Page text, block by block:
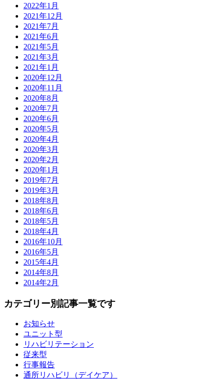
2022年1月
2021年12月
2021年7月
2021年6月
2021年5月
2021年3月
2021年1月
2020年12月
2020年11月
2020年8月
2020年7月
2020年6月
2020年5月
2020年4月
2020年3月
2020年2月
2020年1月
2019年7月
2019年3月
2018年8月
2018年6月
2018年5月
2018年4月
2016年10月
2016年5月
2015年4月
2014年8月
2014年2月
カテゴリー別記事一覧です
お知らせ
ユニット型
リハビリテーション
従来型
行事報告
通所リハビリ（デイケア）